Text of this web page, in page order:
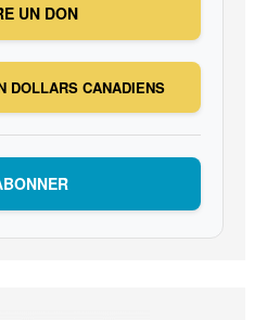
UN DON
DOLLARS CANADIENS